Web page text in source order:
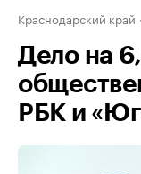
Краснодарский край
Дело на
РБК и